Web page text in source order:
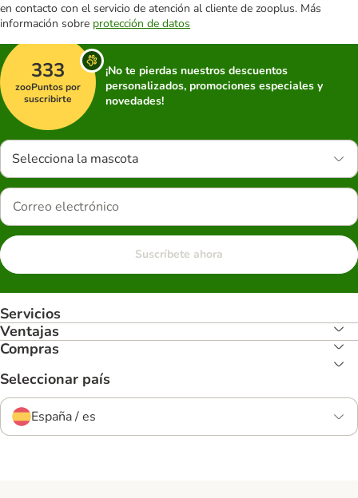
en contacto con el servicio de atención al cliente de zooplus. Más
información sobre protección de datos
333
zooPuntos por
suscribirte
¡No te pierdas nuestros descuentos
personalizados, promociones especiales y
novedades!
Selecciona la mascota
Suscríbete ahora
Servicios
Ventajas
Compras
Seleccionar país
España / es